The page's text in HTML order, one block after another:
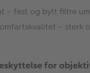
– fest og bytt filtre
– sterk
for